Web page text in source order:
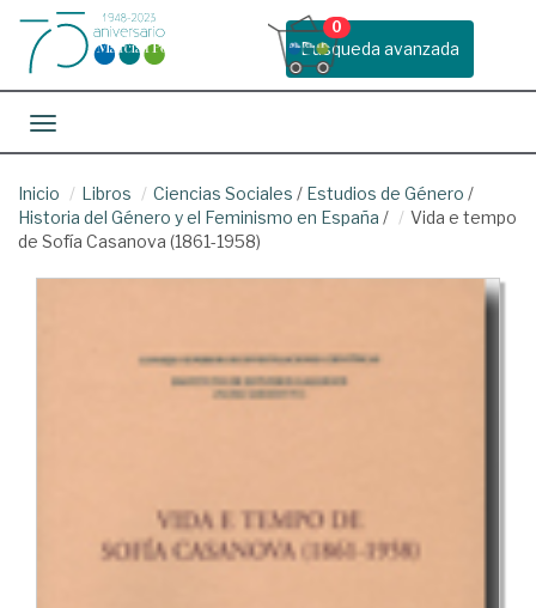
Busqueda avanzada
0
Toggle navigation
Inicio Libros Ciencias Sociales / Estudios de Género /
Historia del Género y el Feminismo en España /
Vida e tempo
de Sofía Casanova (1861-1958)